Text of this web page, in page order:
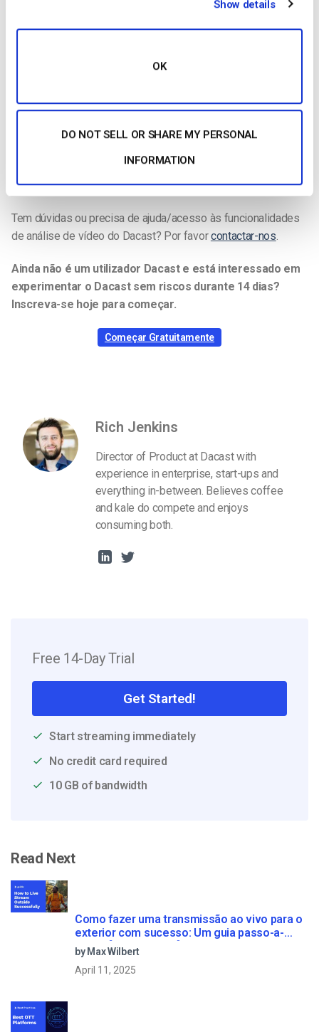
Show details
OK
DO NOT SELL OR SHARE MY PERSONAL
INFORMATION
Actualizações de terminologia de vídeo
Este glossário de definições de análise de sites será
isso, marque esta publicação para ver todos os novos termos
de análise que adicionaremos a esta página.
Tem dúvidas ou precisa de ajuda/acesso às funcionalidades
de análise de vídeo do Dacast? Por favorcontactar-nos.
Ainda não é um utilizador Dacast e está interessado em
experimentar o Dacast sem riscos durante 14 dias?
Inscreva-se hoje para começar.
Começar Gratuitamente
Rich Jenkins
Director of Product at Dacast with
experience in enterprise, start-ups and
everything in-between. Believes coffee
and kale do compete and enjoys
consuming both.
Free 14-Day Trial
Get Started!
Start streaming immediately
No credit card required
10 GB of bandwidth
Read Next
Como fazer uma transmissão ao vivo para o
exterior com sucesso: Um guia passo-a-
passo [2021 Update]
by Max Wilbert
April 11, 2025